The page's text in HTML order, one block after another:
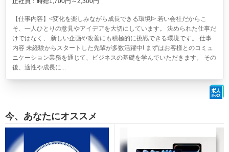
【仕事内容】<変化を楽しみながら成長できる環境!> 若い会社だからこ
そ、一人ひとりの意見やアイデアを大切にしています。 決められた仕事だ
けではなく、 新しい企画や改善にも積極的に挑戦できる環境です。 仕事
内容 未経験からスタートした先輩が多数活躍中! まずはお客様とのコミュ
ニケーション業務を通じて、ビジネスの基礎を学んでいただきます。 その
後、適性や成長に...
今、あなたにオススメ